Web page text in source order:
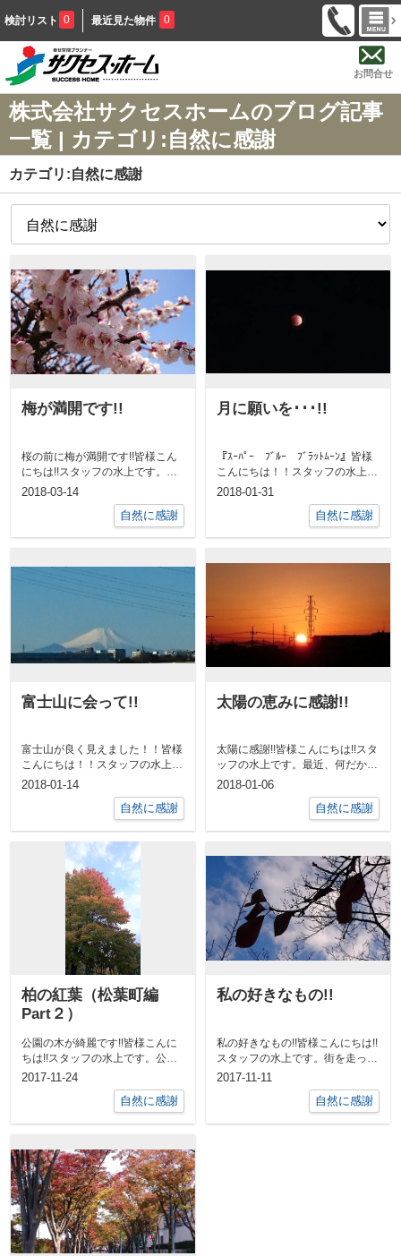
検討リスト 0 最近見た物件 0
お問合せ
株式会社サクセスホームのブログ記事
一覧 | カテゴリ:自然に感謝
カテゴリ:自然に感謝
梅が満開です!!
桜の前に梅が満開です!!皆様こん
にちは!!スタッフの水上です。暖
かいですね～。今日の天気予報で
2018-03-14
自然に感謝
月に願いを･･･!!
『ｽｰﾊﾟｰ ﾌﾞﾙｰ ﾌﾞﾗｯﾄﾑｰﾝ』皆様
こんにちは！！スタッフの水上で
す。今日の特別なお月様、...
2018-01-31
自然に感謝
富士山に会って!!
富士山が良く見えました！！皆様
こんにちは！！スタッフの水上で
す。今日は、とても良いお天気で
2018-01-14
自然に感謝
太陽の恵みに感謝!!
太陽に感謝!!皆様こんにちは!!スタ
ッフの水上です。最近、何だか寝
ないうちに朝がきてしまう･･･と
2018-01-06
自然に感謝
柏の紅葉（松葉町編
Part２）
公園の木が綺麗です!!皆様こんに
ちは!!スタッフの水上です。公園
の木があまりにも綺麗で、思わず
2017-11-24
自然に感謝
私の好きなもの!!
私の好きなもの!!皆様こんにちは!!
スタッフの水上です。街を走って
いると綺麗な紅葉が目に留まり、
2017-11-11
自然に感謝